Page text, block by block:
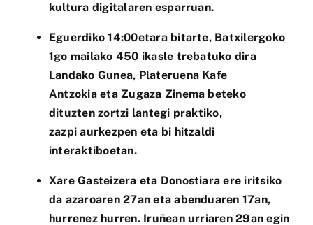
kultura digitalaren esparruan.
Eguerdiko 14:00etara bitarte, Batxilergoko
1go mailako 450 ikasle trebatuko dira
Landako Gunea, Plateruena Kafe
Antzokia eta Zugaza Zinema beteko
dituzten zortzi lantegi praktiko,
zazpi aurkezpen eta bi hitzaldi
interaktiboetan.
Xare Gasteizera eta Donostiara ere iritsiko
da azaroaren 27an eta abenduaren 17an,
hurrenez hurren. Iruñean urriaren 29an egin